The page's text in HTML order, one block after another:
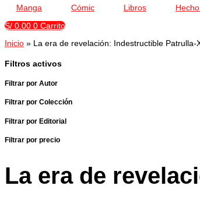
Manga
Cómic Libros
S/ 0.00 0 Carrito
Inicio » La era de revelación: Indestructible Patrulla-
Filtros activos
Filtrar por Autor
Filtrar por Colección
Filtrar por Editorial
Filtrar por precio
La era de